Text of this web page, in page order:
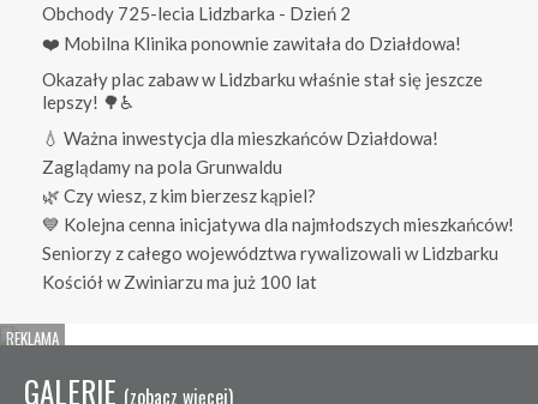
Obchody 725-lecia Lidzbarka - Dzień 2
❤️ Mobilna Klinika ponownie zawitała do Działdowa!
Okazały plac zabaw w Lidzbarku właśnie stał się jeszcze
lepszy! 🌳♿
💧 Ważna inwestycja dla mieszkańców Działdowa!
Zaglądamy na pola Grunwaldu
🌿 Czy wiesz, z kim bierzesz kąpiel?
💙 Kolejna cenna inicjatywa dla najmłodszych mieszkańców!
Seniorzy z całego województwa rywalizowali w Lidzbarku
Kościół w Zwiniarzu ma już 100 lat
GALERIE (zobacz więcej)